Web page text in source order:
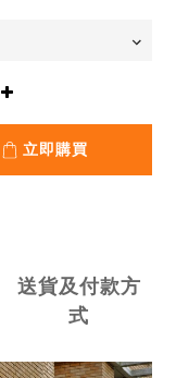
立即購買
送貨及付款方
式